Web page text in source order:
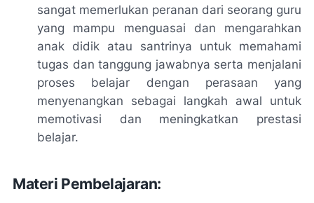
sangat memerlukan peranan dari seorang guru
yang mampu menguasai dan mengarahkan
anak didik atau santrinya untuk memahami
tugas dan tanggung jawabnya serta menjalani
proses belajar dengan perasaan yang
menyenangkan sebagai langkah awal untuk
memotivasi dan meningkatkan prestasi
belajar.
Materi Pembelajaran: